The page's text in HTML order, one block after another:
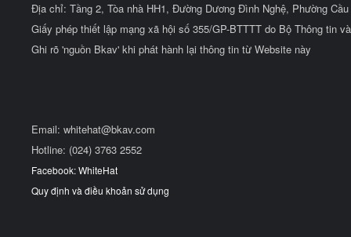
Địa chỉ: Tầng 2, Tòa nhà HH1, Đường Dương Đình Nghệ, Phường
Giấy phép thiết lập mạng xã hội số 355/GP-BTTTT do Bộ Thông tin
Ghi rõ 'nguồn Bkav' khi phát hành lại thông tin từ Website này
Email: whitehat@bkav.com
Hotline: (024) 3763 2552
Facebook: WhiteHat
Quy định và điều khoản sử dụng